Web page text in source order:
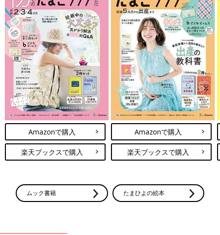
Amazonで購入
楽天ブックスで購入
Amazonで購入
楽天ブックスで購入
ムック書籍 たまひよの絵本